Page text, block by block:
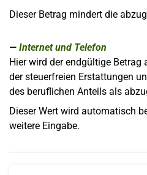
Dieser Betrag mindert die
Internet und Telefon
Hier wird der endgültige Betrag
der steuerfreien Erstattungen
des beruflichen Anteils als
Dieser Wert wird automatisch
weitere Eingabe.